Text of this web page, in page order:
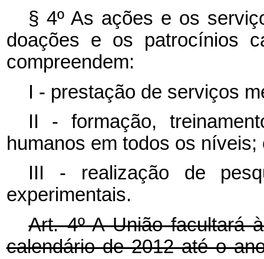
§ 4º As ações e os
doações e os patrocínios
compreendem:
I - prestação de serviços
II - formação,
humanos em todos os níveis;
III - realização de
experimentais.
Art. 4º A União facultará
calendário de 2012 até o